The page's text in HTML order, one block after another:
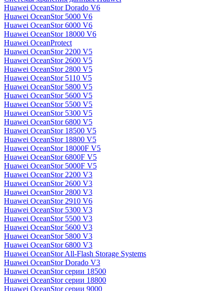
Huawei OceanStor Dorado V6
Huawei OceanStor 5000 V6
Huawei OceanStor 6000 V6
Huawei OceanStor 18000 V6
Huawei OceanProtect
Huawei OceanStor 2200 V5
Huawei OceanStor 2600 V5
Huawei OceanStor 2800 V5
Huawei OceanStor 5110 V5
Huawei OceanStor 5800 V5
Huawei OceanStor 5600 V5
Huawei OceanStor 5500 V5
Huawei OceanStor 5300 V5
Huawei OceanStor 6800 V5
Huawei OceanStor 18500 V5
Huawei OceanStor 18800 V5
Huawei OceanStor 18000F V5
Huawei OceanStor 6800F V5
Huawei OceanStor 5000F V5
Huawei OceanStor 2200 V3
Huawei OceanStor 2600 V3
Huawei OceanStor 2800 V3
Huawei OceanStor 2910 V6
Huawei OceanStor 5300 V3
Huawei OceanStor 5500 V3
Huawei OceanStor 5600 V3
Huawei OceanStor 5800 V3
Huawei OceanStor 6800 V3
Huawei OceanStor All-Flash Storage Systems
Huawei OceanStor Dorado V3
Huawei OceanStor серии 18500
Huawei OceanStor серии 18800
Huawei OceanStor серии 9000